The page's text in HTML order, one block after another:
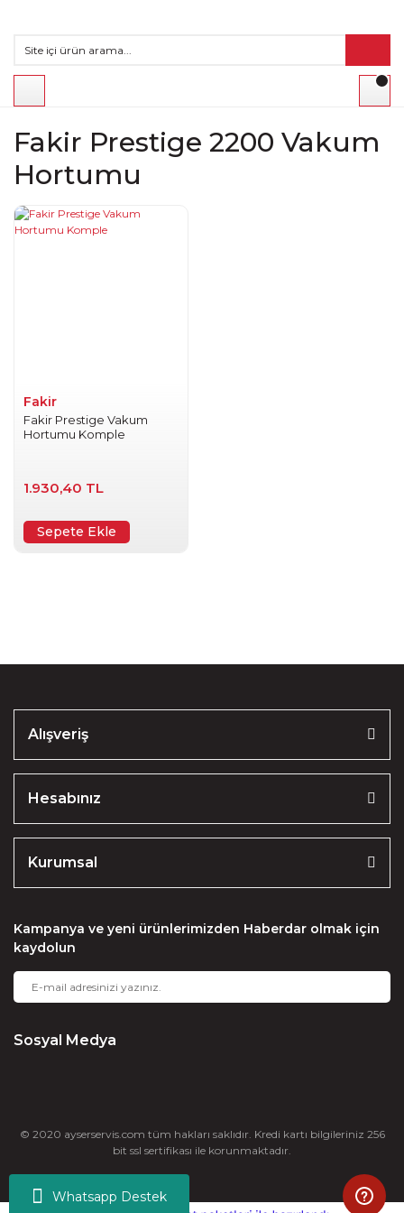
Whatsapp Destek
Fakir Prestige 2200 Vakum
Hortumu
Fakir
Fakir Prestige Vakum
Hortumu Komple
1.930,40 TL
Sepete Ekle
Alışveriş
Hesabınız
Kurumsal
Kampanya ve yeni ürünlerimizden Haberdar olmak için
kaydolun
Sosyal Medya
© 2020 ayserservis.com tüm hakları saklıdır. Kredi kartı bilgileriniz 256
bit ssl sertifikası ile korunmaktadır.